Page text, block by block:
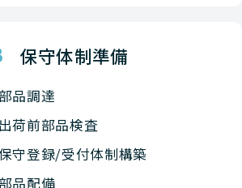
保守体制準備
部品調達
出荷前部品検査
守登録/受付体制構築
部品配備